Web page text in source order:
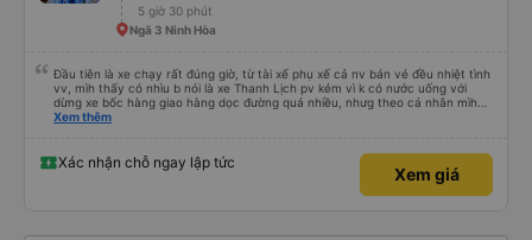
5 giờ 30 phút
Ngã 3 Ninh Hòa
Đầu tiên là xe chạy rất đúng giờ, từ tài xế phụ xế cả nv bán vé đều nhiệt tình
vv, mìh thấy có nhìu b nói là xe Thanh Lịch pv kém vì k có nước uống với
dừng xe bốc hàng giao hàng dọc đường quá nhiều, nhưg theo cá nhân mìh
thấy với giá có 200k xe giường nằm máy lạnh thì cũg k nên đòi hỏi thêm nữa,
người bị say sóng thì ngta sẽ vô cùng khó chịu ák 😁, cuối cùng thì mìh chốt
câu cuối là mìh rất hài lòng với nhà xe Thanh Lịch - dv không nuông chiều ng
Xem thêm
Xác nhận chỗ ngay lập tức
Xem giá